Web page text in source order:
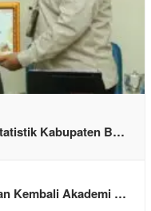
Kabupaten B…
Kembali Akademi …